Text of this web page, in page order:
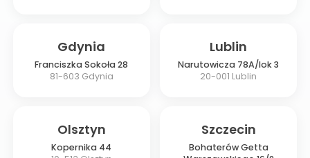
Gdynia
Franciszka Sokoła 28
81-603 Gdynia
Lublin
Narutowicza 78A/lok 3
20-001 Lublin
Olsztyn
Kopernika 44
Szczecin
Bohaterów Getta